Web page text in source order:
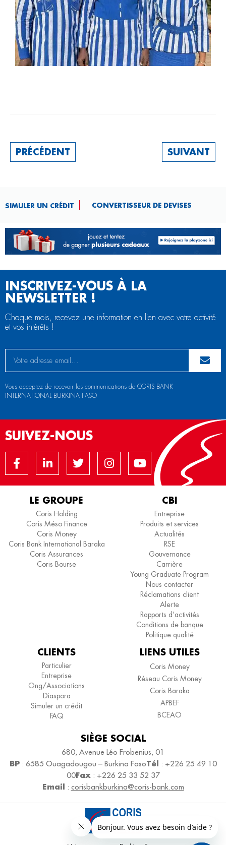
PRÉCÉDENT SUIVANT
SIMULER UN CRÉDIT CONVERTISSEUR DE DEVISES​
INSCRIVEZ-VOUS À LA
NEWSLETTER !
Chaque mois, recevez une information en lien avec votre activité
et vos intérêts !
Vous acceptez de recevoir les communications de CORIS BANK
INTERNATIONAL BURKINA FASO
SUIVEZ-NOUS
LE GROUPE
Coris Holding
Coris Méso Finance
Coris Money
Coris Bank International Baraka
Coris Assurances
Coris Bourse
CBI
Entreprise
Produits et services
Actualités
RSE
Gouvernance
Carrière
Young Graduate Program
Nous contacter
Réclamations client
Alerte
Rapports d’activités
Conditions de banque
Politique qualité
CLIENTS
Particulier
Entreprise
Ong/Associations
Diaspora
Simuler un crédit
FAQ
LIENS UTILES
Coris Money
Réseau Coris Money
Coris Baraka
APBEF
BCEAO
SIÈGE SOCIAL
680, Avenue Léo Frobenius, 01
BP: 6585 Ouagadougou – Burkina FasoTél : +226 25 49 10
00Fax : +226 25 33 52 37
Email : corisbankburkina@coris-bank.com